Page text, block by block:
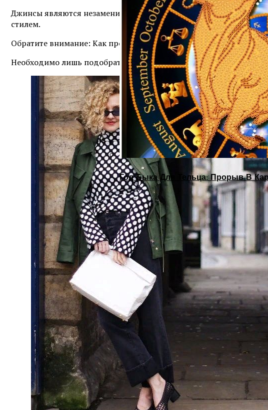
Год Быка Для Тельца: Прорыв В
Джинсы являются незаменимой и повседневной вещью в
стилем.
Обратите внимание: Как просто сделать модное колье из
Необходимо лишь подобрать правильно цвет и фасон.